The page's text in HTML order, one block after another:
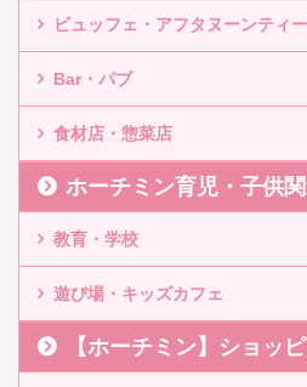
ビュッフェ・アフタヌーンティ
Bar・パブ
食材店・惣菜店
ホーチミン育児・子供
教育・学校
遊び場・キッズカフェ
【ホーチミン】ショッ